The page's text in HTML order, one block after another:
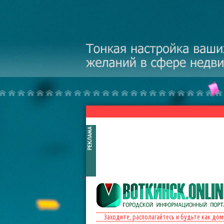
Заходите, располагайтесь и будьте как